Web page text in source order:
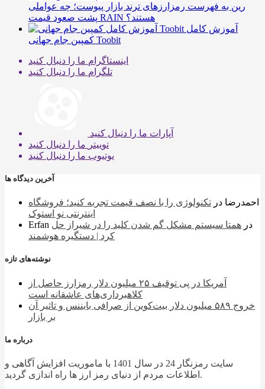
رین به فهرست رمزارزهای ترند بازار پیوست؛ چه عواملی
پشت صعود قیمت RAIN هستند؟
آموزش کامل
کمپین جام جهانی Toobit
اینستاگرام ما را دنبال کنید
تلگرام ما را دنبال کنید
آپارات ما را دنبال کنید
توییتر ما را دنبال کنید
یوتیوب ما را دنبال کنید
آخرین دیدگاه ها
احمدرضا در تکنولوژی را با نصف قیمت تجربه کنید؛ فروشگاه
اینترنتی نو استوک
Erfan
در همتا سیستم مشکل گم شدن کلید را در شیراز حل
کرد | دستگیره هوشمند
نوشته‌های تازه
آمریکا در پی توقیف ۲۵ میلیون دلار رمزارز حاصل از
کلاهبرداری‌های عاشقانه است
خروج ۵۸۹ میلیون دلار بیت‌کوین از صرافی بایننس و تاثیر آن
بر بازار
درباره ما
سایت رمزنگار 24 در سال 1401 با ماموریت افزایش آگاهی و
اطلاعات مردم از دنیای رمز ارز ها راه اندازی گردید.